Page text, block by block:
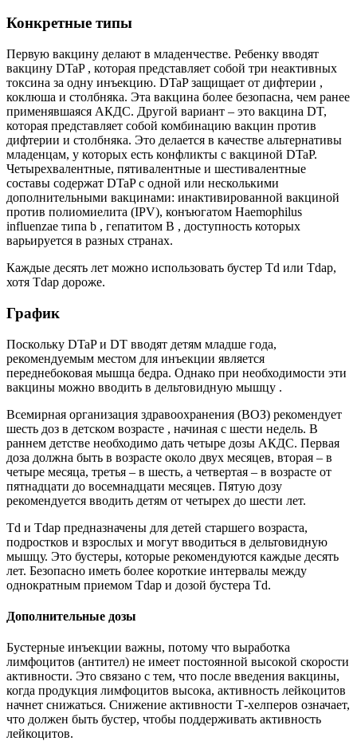
Конкретные типы
Первую вакцину делают в младенчестве. Ребенку вводят
вакцину DTaP , которая представляет собой три неактивных
токсина за одну инъекцию. DTaP защищает от дифтерии ,
коклюша и столбняка. Эта вакцина более безопасна, чем ранее
применявшаяся АКДС. Другой вариант – это вакцина DT,
которая представляет собой комбинацию вакцин против
дифтерии и столбняка. Это делается в качестве альтернативы
младенцам, у которых есть конфликты с вакциной DTaP.
Четырехвалентные, пятивалентные и шестивалентные
составы содержат DTaP с одной или несколькими
дополнительными вакцинами: инактивированной вакциной
против полиомиелита (IPV), конъюгатом Haemophilus
influenzae типа b , гепатитом B , доступность которых
варьируется в разных странах.
Каждые десять лет можно использовать бустер Td или Tdap,
хотя Tdap дороже.
График
Поскольку DTaP и DT вводят детям младше года,
рекомендуемым местом для инъекции является
переднебоковая мышца бедра. Однако при необходимости эти
вакцины можно вводить в дельтовидную мышцу .
Всемирная организация здравоохранения (ВОЗ) рекомендует
шесть доз в детском возрасте , начиная с шести недель. В
раннем детстве необходимо дать четыре дозы АКДС. Первая
доза должна быть в возрасте около двух месяцев, вторая – в
четыре месяца, третья – в шесть, а четвертая – в возрасте от
пятнадцати до восемнадцати месяцев. Пятую дозу
рекомендуется вводить детям от четырех до шести лет.
Td и Tdap предназначены для детей старшего возраста,
подростков и взрослых и могут вводиться в дельтовидную
мышцу. Это бустеры, которые рекомендуются каждые десять
лет. Безопасно иметь более короткие интервалы между
однократным приемом Tdap и дозой бустера Td.
Дополнительные дозы
Бустерные инъекции важны, потому что выработка
лимфоцитов (антител) не имеет постоянной высокой скорости
активности. Это связано с тем, что после введения вакцины,
когда продукция лимфоцитов высока, активность лейкоцитов
начнет снижаться. Снижение активности Т-хелперов означает,
что должен быть бустер, чтобы поддерживать активность
лейкоцитов.